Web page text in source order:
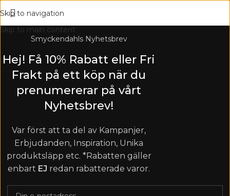
Smyckendahls Nyhetsbrev
Hej! Få 10% Rabatt eller Fri
Frakt på ett köp när du
prenumererar på vårt
Nyhetsbrev!
Var först att ta del av Kampanjer,
Erbjudanden, Inspiration, Unika
produktsläpp etc. *Rabatten gäller
enbart EJ redan rabatterade varor.
Skip to navigation
Skip to main content